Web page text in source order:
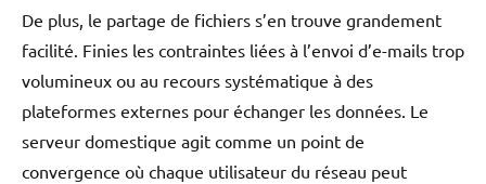
De plus, le partage de fichiers s’en trouve grandement
facilité. Finies les contraintes liées à l’envoi d’e-mails trop
volumineux ou au recours systématique à des
plateformes externes pour échanger les données. Le
serveur domestique agit comme un point de
convergence où chaque utilisateur du réseau peut